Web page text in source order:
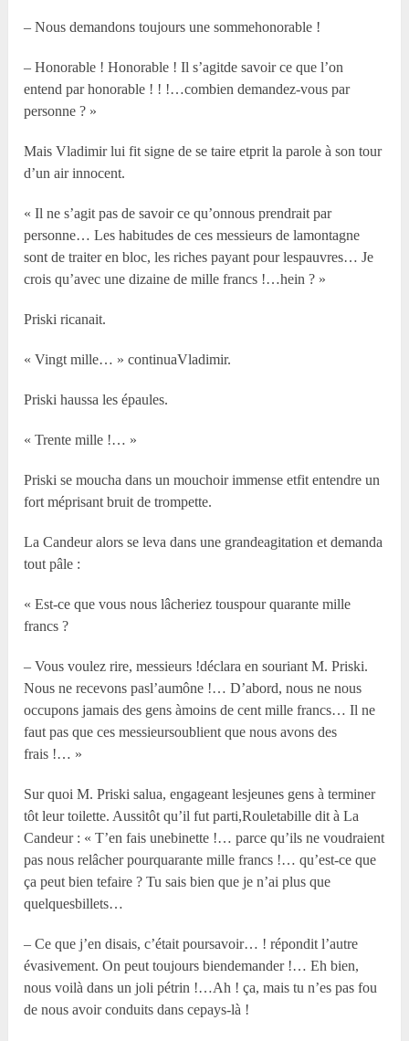
– Nous demandons toujours une sommehonorable !
– Honorable ! Honorable ! Il s’agitde savoir ce que l’on
entend par honorable ! ! !…combien demandez-vous par
personne ? »
Mais Vladimir lui fit signe de se taire etprit la parole à son tour
d’un air innocent.
« Il ne s’agit pas de savoir ce qu’onnous prendrait par
personne… Les habitudes de ces messieurs de lamontagne
sont de traiter en bloc, les riches payant pour lespauvres… Je
crois qu’avec une dizaine de mille francs !…hein ? »
Priski ricanait.
« Vingt mille… » continuaVladimir.
Priski haussa les épaules.
« Trente mille !… »
Priski se moucha dans un mouchoir immense etfit entendre un
fort méprisant bruit de trompette.
La Candeur alors se leva dans une grandeagitation et demanda
tout pâle :
« Est-ce que vous nous lâcheriez touspour quarante mille
francs ?
– Vous voulez rire, messieurs !déclara en souriant M. Priski.
Nous ne recevons pasl’aumône !… D’abord, nous ne nous
occupons jamais des gens àmoins de cent mille francs… Il ne
faut pas que ces messieursoublient que nous avons des
frais !… »
Sur quoi M. Priski salua, engageant lesjeunes gens à terminer
tôt leur toilette. Aussitôt qu’il fut parti,Rouletabille dit à La
Candeur : « T’en fais unebinette !… parce qu’ils ne voudraient
pas nous relâcher pourquarante mille francs !… qu’est-ce que
ça peut bien tefaire ? Tu sais bien que je n’ai plus que
quelquesbillets…
– Ce que j’en disais, c’était poursavoir… ! répondit l’autre
évasivement. On peut toujours biendemander !… Eh bien,
nous voilà dans un joli pétrin !…Ah ! ça, mais tu n’es pas fou
de nous avoir conduits dans cepays-là !